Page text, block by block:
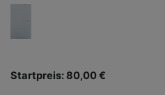
Startpreis: 80,00 €